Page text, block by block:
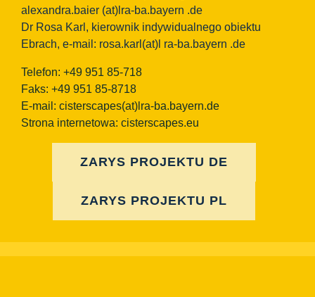
alexandra.baier (at)lra-ba.bayern .de
Dr Rosa Karl, kierownik indywidualnego obiektu
Ebrach, e-mail: rosa.karl(at)l ra-ba.bayern .de
Telefon: +49 951 85-718
Faks: +49 951 85-8718
E-mail: cisterscapes(at)lra-ba.bayern.de
Strona internetowa: cisterscapes.eu
ZARYS PROJEKTU DE
ZARYS PROJEKTU PL